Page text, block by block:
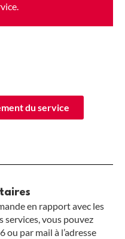
du service
en rapport avec les
services, vous pouvez
ou par mail à l’adresse